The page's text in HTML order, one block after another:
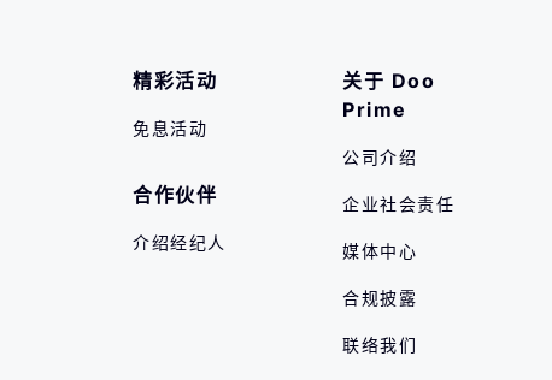
精彩活动
免息活动
合作伙伴
介绍经纪人
关于 Doo
Prime
公司介绍
企业社会责任
媒体中心
合规披露
联络我们